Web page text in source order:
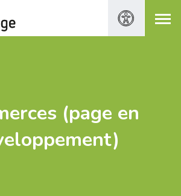
(page en